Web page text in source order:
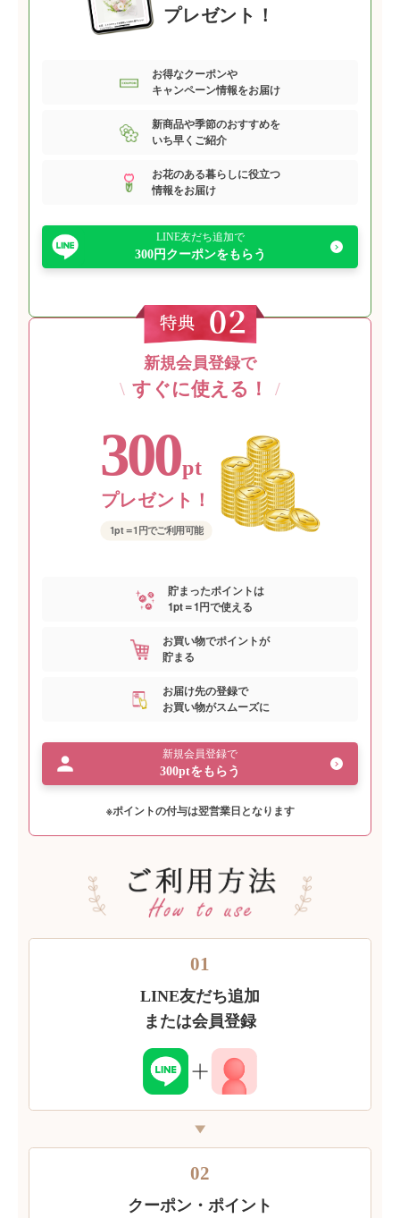
プレゼント！
お得なクーポンや
キャンペーン情報をお届け
新商品や季節のおすすめを
いち早くご紹介
お花のある暮らしに役立つ
情報をお届け
LINE友だち追加で
300円クーポンをもらう
新規会員登録で
\ すぐに使える！ /
300pt
プレゼント！
1pt＝1円でご利用可能
貯まったポイントは
1pt＝1円で使える
お買い物でポイントが
貯まる
お届け先の登録で
お買い物がスムーズに
新規会員登録で
300ptをもらう
※ポイントの付与は翌営業日となります
01
LINE友だち追加
または会員登録
02
クーポン・ポイント